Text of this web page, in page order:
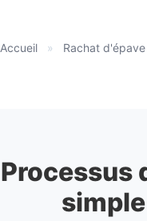
Accueil » Rachat d'épave
Processus
simple